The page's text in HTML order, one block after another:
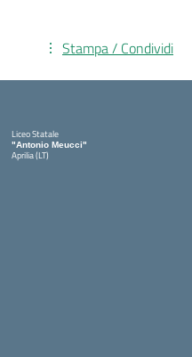
Stampa / Condividi
Liceo Statale
"Antonio Meucci"
Aprilia (LT)